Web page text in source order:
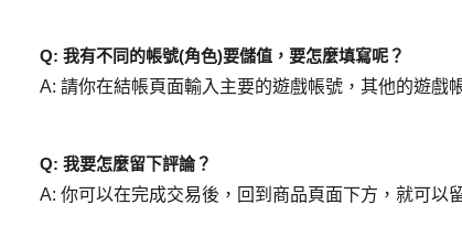
Q: 我有不同的帳號(角色)要儲值，要怎麼填寫呢？
A: 請你在結帳頁面輸入主要的遊戲帳號，其他的遊戲
Q: 我要怎麼留下評論？
A: 你可以在完成交易後，回到商品頁面下方，就可以